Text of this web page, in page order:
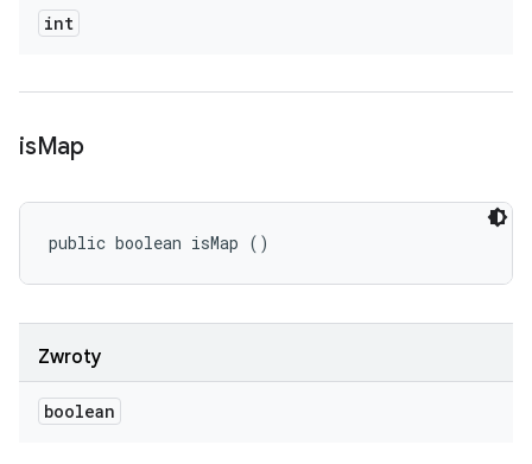
int
isMap
public boolean isMap ()
Zwroty
boolean